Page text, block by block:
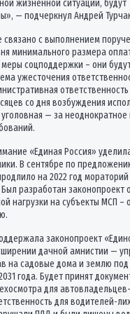
жизненной ситуации, будут
— подчеркнул Андрей
с выполнением
минимального размера
соцподдержки – они
ужесточения
ответственность
со дня возбуждения
— за
«Единая Россия»
В сентябре по
на 2022 год
разработан законопроект
нагрузки на субъекты МСП –
законопроект
дачной амнистии —
на садовые дома и землю
года. Будет принят
для
для водителей-